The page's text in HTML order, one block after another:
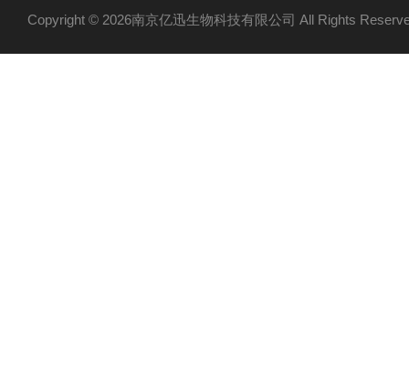
Copyright © 2026南京亿迅生物科技有限公司 All Rights